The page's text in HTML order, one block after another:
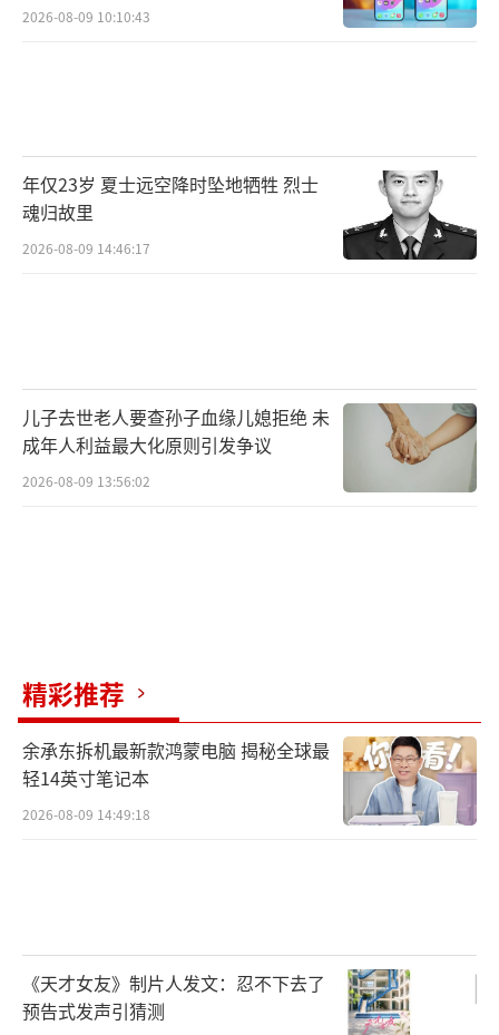
2026-08-09 10:10:43
年仅23岁 夏士远空降时坠地牺牲 烈士
魂归故里
2026-08-09 14:46:17
儿子去世老人要查孙子血缘儿媳拒绝 未
成年人利益最大化原则引发争议
2026-08-09 13:56:02
精彩推荐
余承东拆机最新款鸿蒙电脑 揭秘全球最
轻14英寸笔记本
2026-08-09 14:49:18
《天才女友》制片人发文：忍不下去了
预告式发声引猜测